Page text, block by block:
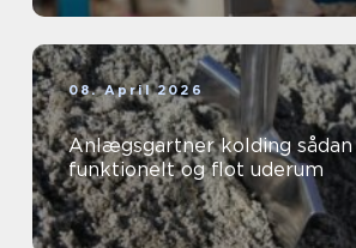
08. April 2026
Anlægsgartner kolding sådan får du et
funktionelt og flot uderum